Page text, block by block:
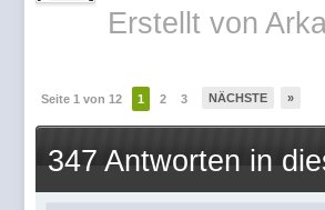
Erstellt von
Seite 1 von 12 1 2 3 NÄCHSTE »
347 Antworten in